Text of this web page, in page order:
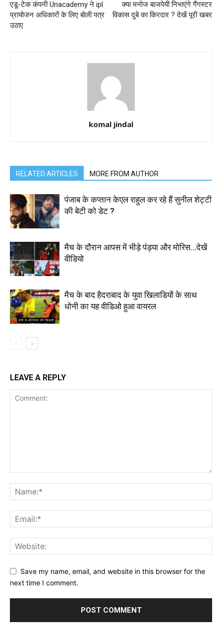
एडू-टेक कंपनी Unacademy ने ipl
प्रायोजन अधिकारों के लिए बोली पत्र
उठाए
क्या मनोज बाजपेयी निभाएंगे गैंगस्टर
विकास दुबे का किरदार ? देखें पूरी खबर
komal jindal
RELATED ARTICLES MORE FROM AUTHOR
पंजाब के कप्तान केएल राहुल कर रहे हैं सुनील शेट्टी
की बेटी को डेट ?
मैच के दौरान आपस में भीड़े पंड्या और मोरिस…देखें
वीडियो
मैच के बाद हैदराबाद के युवा खिलाडियों के साथ
धोनी का यह वीडिओ हुआ वायरल
LEAVE A REPLY
Save my name, email, and website in this browser for the
next time I comment.